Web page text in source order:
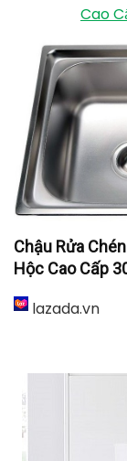
Cao
Chậu Rửa
Hộc Cao Cấp
lazada.vn